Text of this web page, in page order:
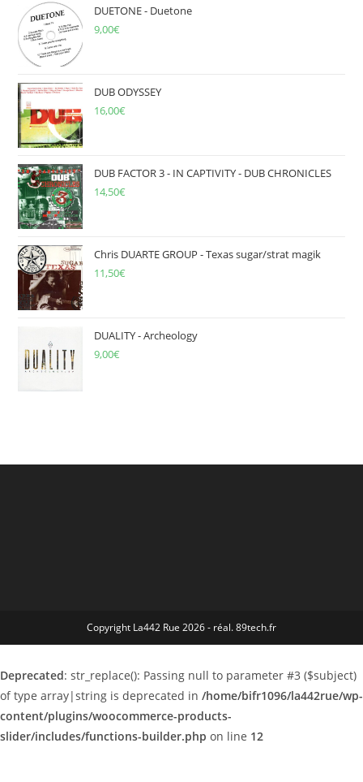
DUETONE - Duetone
9,00€
DUB ODYSSEY
16,00€
DUB FACTOR 3 - IN CAPTIVITY - DUB CHRONICLES
14,50€
Chris DUARTE GROUP - Texas sugar/strat magik
11,50€
DUALITY - Archeology
9,00€
Copyright La442 Rue 2026 - réal. 89tech.fr
Deprecated: str_replace(): Passing null to parameter #3 ($subject)
of type array|string is deprecated in /home/bifr1096/la442rue/wp-
content/plugins/woocommerce-products-
slider/includes/functions-builder.php on line 12